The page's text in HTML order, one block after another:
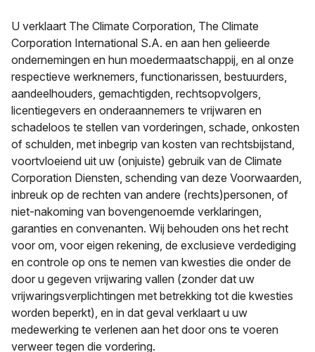
U verklaart The Climate Corporation, The Climate
Corporation International S.A. en aan hen gelieerde
ondernemingen en hun moedermaatschappij, en al onze
respectieve werknemers, functionarissen, bestuurders,
aandeelhouders, gemachtigden, rechtsopvolgers,
licentiegevers en onderaannemers te vrijwaren en
schadeloos te stellen van vorderingen, schade, onkosten
of schulden, met inbegrip van kosten van rechtsbijstand,
voortvloeiend uit uw (onjuiste) gebruik van de Climate
Corporation Diensten, schending van deze Voorwaarden,
inbreuk op de rechten van andere (rechts)personen, of
niet-nakoming van bovengenoemde verklaringen,
garanties en convenanten. Wij behouden ons het recht
voor om, voor eigen rekening, de exclusieve verdediging
en controle op ons te nemen van kwesties die onder de
door u gegeven vrijwaring vallen (zonder dat uw
vrijwaringsverplichtingen met betrekking tot die kwesties
worden beperkt), en in dat geval verklaart u uw
medewerking te verlenen aan het door ons te voeren
verweer tegen die vordering.